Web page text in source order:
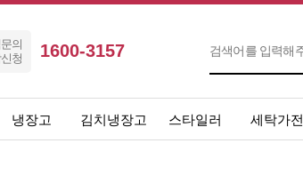
1600-3157
의
청
냉장고 김치냉장고 스타일러 세탁가전